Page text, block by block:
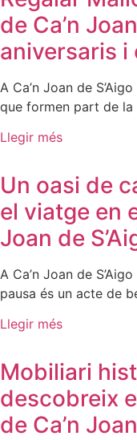
de Ca’n
aniversaris i
A Ca’n Joan de
que formen part de la
Llegir més
Un oasi de
el viatge en
Joan de
A Ca’n Joan de
pausa és un acte de
Llegir més
Mobiliari
descobreix
de Ca’n